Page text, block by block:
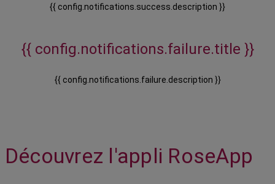
{{ config.notifications.success.description }}
{{ config.notifications.failure.title }}
{{ config.notifications.failure.description }}
Découvrez l'appli RoseApp